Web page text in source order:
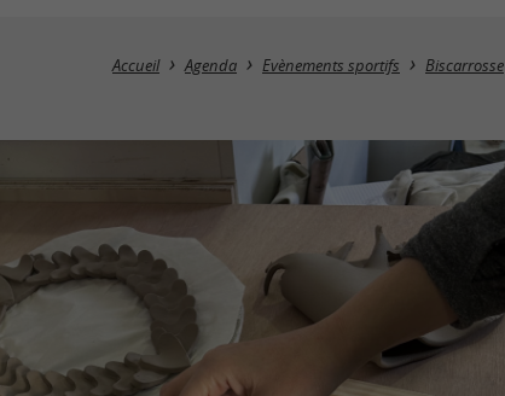
Accueil Agenda Evènements sportifs Biscarrosse